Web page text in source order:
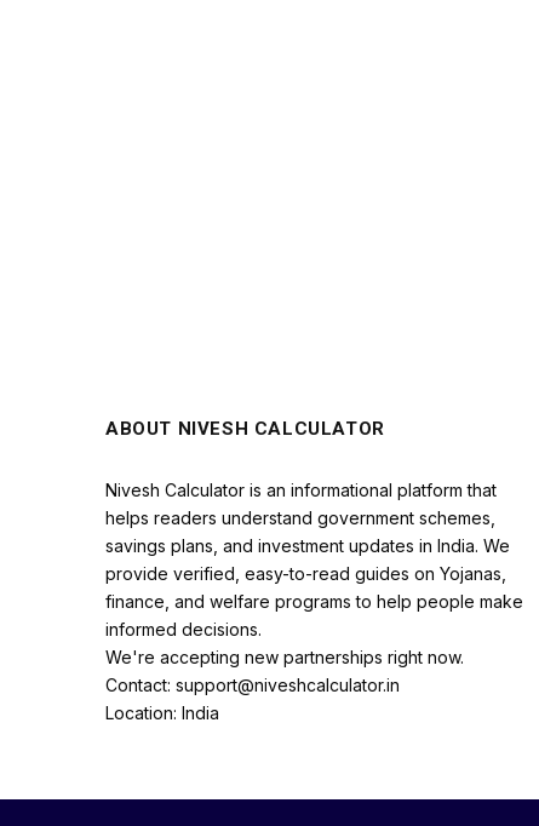
ABOUT NIVESH CALCULATOR
Nivesh Calculator is an informational platform that
helps readers understand government schemes,
savings plans, and investment updates in India. We
provide verified, easy-to-read guides on Yojanas,
finance, and welfare programs to help people make
informed decisions.
We're accepting new partnerships right now.
Contact: support@niveshcalculator.in
Location: India